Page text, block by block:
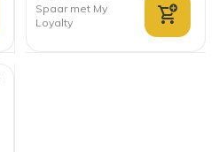
Spaar met My
Loyalty